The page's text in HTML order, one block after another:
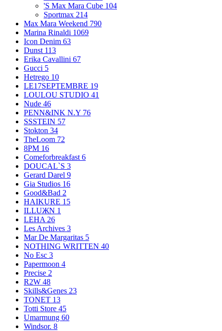
'S Max Mara Cube 104
Sportmax 214
Max Mara Weekend 790
Marina Rinaldi 1069
Icon Denim 63
Dunst 113
Erika Cavallini 67
Gucci 5
Hetrego 10
LE17SEPTEMBRE 19
LOULOU STUDIO 41
Nude 46
PENN&INK N.Y 76
SSSTEIN 57
Stokton 34
TheLoom 72
8PM 16
Comeforbreakfast 6
DOUCAL`S 3
Gerard Darel 9
Gia Studios 16
Good&Bad 2
HAIKURE 15
ILLUЖN 1
LEHA 26
Les Archives 3
Mar De Margaritas 5
NOTHING WRITTEN 40
No Esc 3
Papermoon 4
Precise 2
R2W 48
Skills&Genes 23
TONET 13
Totti Store 45
Umarmung 60
Windsor. 8